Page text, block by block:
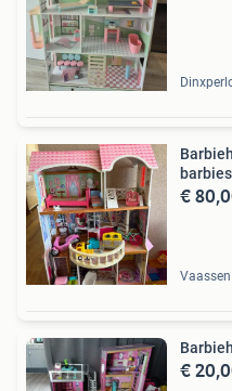
barbies
€
Vaassen
€